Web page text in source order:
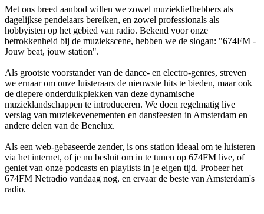
Met ons breed aanbod willen we zowel muziekliefhebbers als
dagelijkse pendelaars bereiken, en zowel professionals als
hobbyisten op het gebied van radio. Bekend voor onze
betrokkenheid bij de muziekscene, hebben we de slogan: "674FM -
Jouw beat, jouw station".
Als grootste voorstander van de dance- en electro-genres, streven
we ernaar om onze luisteraars de nieuwste hits te bieden, maar ook
de diepere onderduikplekken van deze dynamische
muzieklandschappen te introduceren. We doen regelmatig live
verslag van muziekevenementen en dansfeesten in Amsterdam en
andere delen van de Benelux.
Als een web-gebaseerde zender, is ons station ideaal om te luisteren
via het internet, of je nu besluit om in te tunen op 674FM live, of
geniet van onze podcasts en playlists in je eigen tijd. Probeer het
674FM Netradio vandaag nog, en ervaar de beste van Amsterdam's
radio.